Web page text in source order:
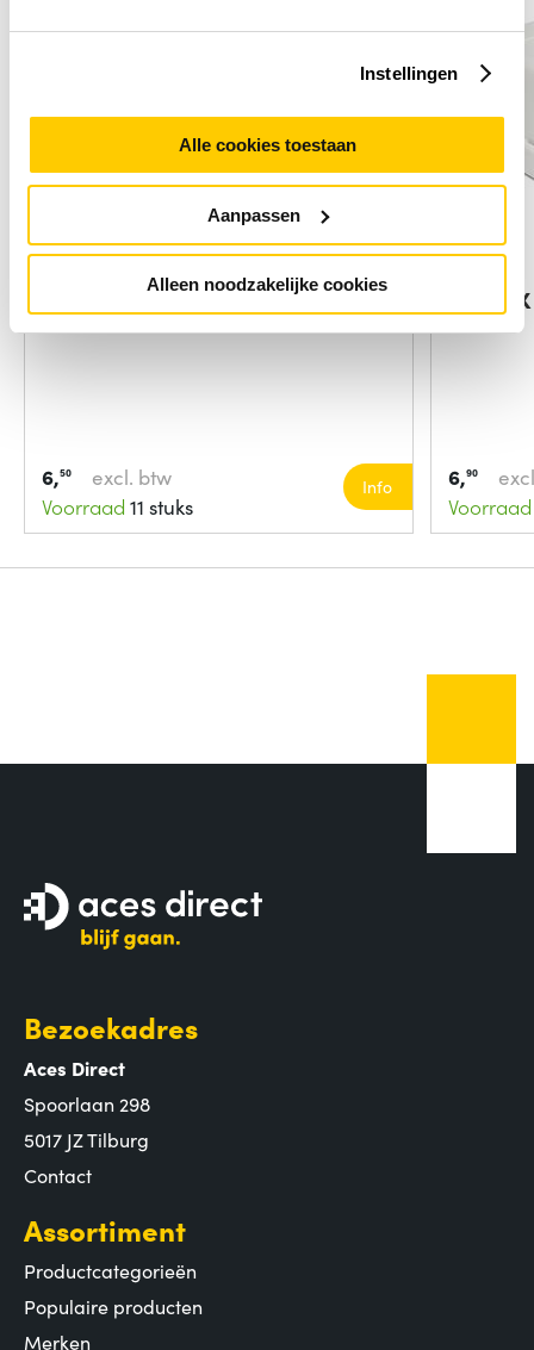
Instellingen
Alle cookies toestaan
Aanpassen
Alleen noodzakelijke cookies
Gembird TG-G1.5-01 heat sink
compound 4,5
6,50
excl. btw
Voorraad 11 stuks
Info 6,90
Voorraad
Bezoekadres
Aces Direct
Spoorlaan 298
5017 JZ Tilburg
Contact
Assortiment
Productcategorieën
Populaire producten
Merken